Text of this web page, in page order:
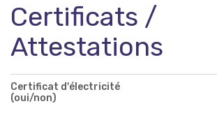
Certificats /
Attestations
Certificat d'électricité
(oui/non)